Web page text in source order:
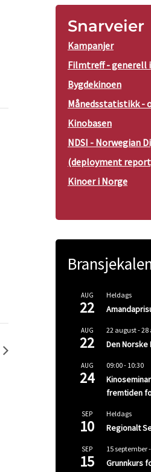
Snarveier
Kampanjer
Filmtreff - generell
Bygdekinoen
Månedsstatistikk -
Kinobasen
NDSI - Norwegian
(deployment
Kinoer i Norge
AUG
22
Heldags
AUG
22
22 august-28
Den
AUG
24
09:00- 10:30
fremtiden
SEP
10
Heldags
Regionalt
SEP
15
15 september-
Grunnkurs